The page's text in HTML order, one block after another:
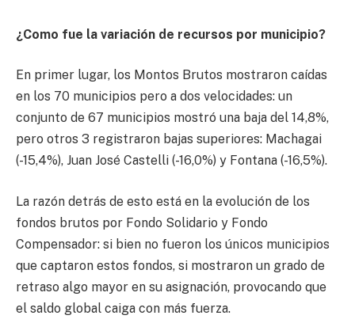
¿Como fue la variación de recursos por municipio?
En primer lugar, los Montos Brutos mostraron caídas
en los 70 municipios pero a dos velocidades: un
conjunto de 67 municipios mostró una baja del 14,8%,
pero otros 3 registraron bajas superiores: Machagai
(-15,4%), Juan José Castelli (-16,0%) y Fontana (-16,5%).
La razón detrás de esto está en la evolución de los
fondos brutos por Fondo Solidario y Fondo
Compensador: si bien no fueron los únicos municipios
que captaron estos fondos, si mostraron un grado de
retraso algo mayor en su asignación, provocando que
el saldo global caiga con más fuerza.